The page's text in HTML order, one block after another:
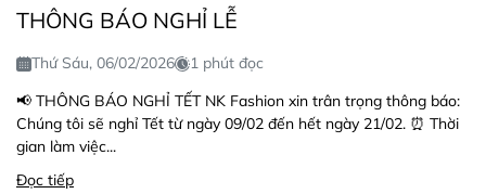
THÔNG BÁO NGHỈ LỄ
Thứ Sáu, 06/02/2026
1 phút đọc
📢 THÔNG BÁO NGHỈ TẾT NK Fashion xin trân trọng thông báo:
Chúng tôi sẽ nghỉ Tết từ ngày 09/02 đến hết ngày 21/02. ⏰ Thời
gian làm việc...
Đọc tiếp